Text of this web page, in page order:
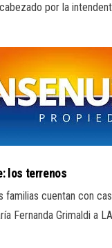
por la
los terrenos
familias cuentan con
Fernanda Grimaldi a